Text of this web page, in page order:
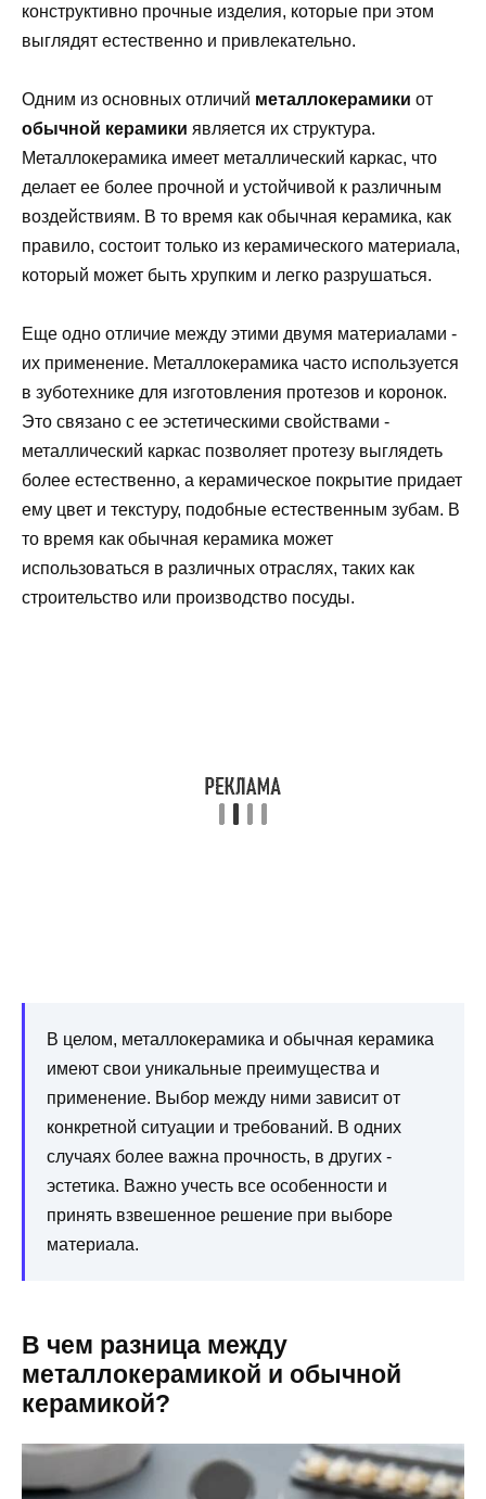
конструктивно прочные изделия, которые при этом
выглядят естественно и привлекательно.
Одним из основных отличий металлокерамики от
обычной керамики является их структура.
Металлокерамика имеет металлический каркас, что
делает ее более прочной и устойчивой к различным
воздействиям. В то время как обычная керамика, как
правило, состоит только из керамического материала,
который может быть хрупким и легко разрушаться.
Еще одно отличие между этими двумя материалами -
их применение. Металлокерамика часто используется
в зуботехнике для изготовления протезов и коронок.
Это связано с ее эстетическими свойствами -
металлический каркас позволяет протезу выглядеть
более естественно, а керамическое покрытие придает
ему цвет и текстуру, подобные естественным зубам. В
то время как обычная керамика может
использоваться в различных отраслях, таких как
строительство или производство посуды.
В целом, металлокерамика и обычная керамика
имеют свои уникальные преимущества и
применение. Выбор между ними зависит от
конкретной ситуации и требований. В одних
случаях более важна прочность, в других -
эстетика. Важно учесть все особенности и
принять взвешенное решение при выборе
материала.
В чем разница между
металлокерамикой и обычной
керамикой?